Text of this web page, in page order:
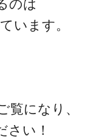
のは
います。
覧になり、
さい！